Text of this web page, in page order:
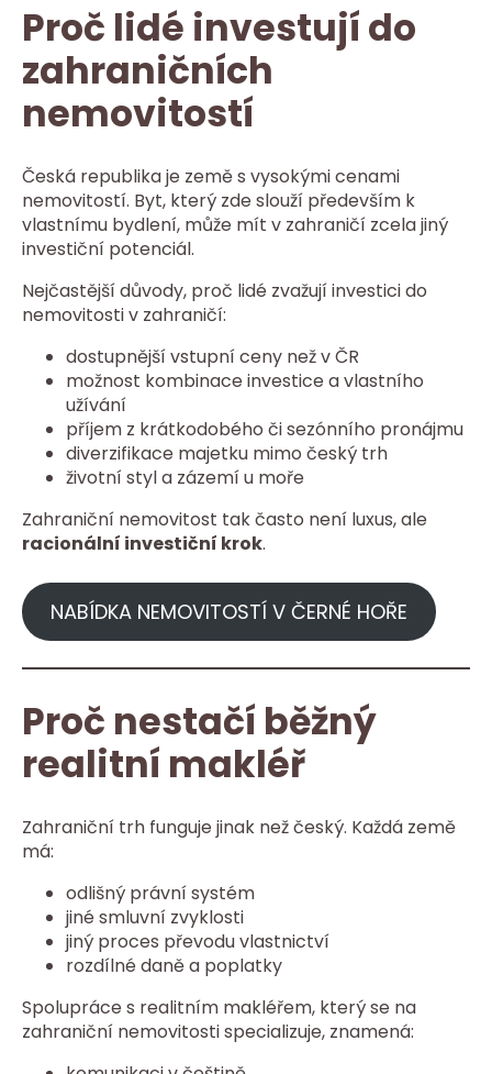
Proč lidé investují do
zahraničních
nemovitostí
Česká republika je země s vysokými cenami
nemovitostí. Byt, který zde slouží především k
vlastnímu bydlení, může mít v zahraničí zcela jiný
investiční potenciál.
Nejčastější důvody, proč lidé zvažují investici do
nemovitosti v zahraničí:
dostupnější vstupní ceny než v ČR
možnost kombinace investice a vlastního
užívání
příjem z krátkodobého či sezónního pronájmu
diverzifikace majetku mimo český trh
životní styl a zázemí u moře
Zahraniční nemovitost tak často není luxus, ale
racionální investiční krok.
NABÍDKA NEMOVITOSTÍ V ČERNÉ HOŘE
Proč nestačí běžný
realitní makléř
Zahraniční trh funguje jinak než český. Každá země
má:
odlišný právní systém
jiné smluvní zvyklosti
jiný proces převodu vlastnictví
rozdílné daně a poplatky
Spolupráce s realitním makléřem, který se na
zahraniční nemovitosti specializuje, znamená: